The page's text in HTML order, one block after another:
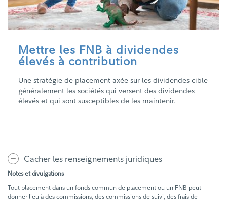
Mettre les FNB à dividendes
élevés à contribution
Une stratégie de placement axée sur les dividendes cible
généralement les sociétés qui versent des dividendes
élevés et qui sont susceptibles de les maintenir.
Cacher les renseignements juridiques
Notes et divulgations
Tout placement dans un fonds commun de placement ou un FNB peut
donner lieu à des commissions, des commissions de suivi, des frais de